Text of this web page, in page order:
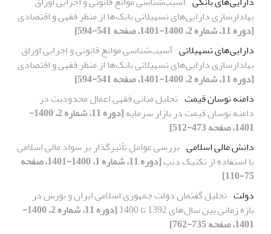
بهادارسازی دارایی‌های تسهیلاتی بانک‌ها از منظر فقهی و اقتصادی
[دوره 11، شماره 2، 1400-1401، صفحه 541-594]
دارایی‌های تسهیلاتی آسیب‌شناسی موانع قانونی و اجرایی اوراق
بهادارسازی دارایی‌های تسهیلاتی بانک‌ها از منظر فقهی و اقتصادی
[دوره 11، شماره 2، 1400-1401، صفحه 541-594]
دامنه نوسان قیمت تحلیل مبانی فقهی اعمال محدودیت در
دامنه نوسان قیمت در بازار سرمایه
[دوره 11، شماره 2، 1400-
1401، صفحه 473-512]
دانش مالی اسلامی بررسی عوامل تأثیرگذار بر سواد مالی اسلامی
با استفاده از تکنیک دنپ
[دوره 11، شماره 1، 1400-1401، صفحه
75-110]
دولت تحلیل گفتمان دولت جمهوری اسلامی ایران و بورس در
بازه زمانی بین سال‌های 1392 تا 1400
[دوره 11، شماره 2، 1400-
1401، صفحه 735-762]